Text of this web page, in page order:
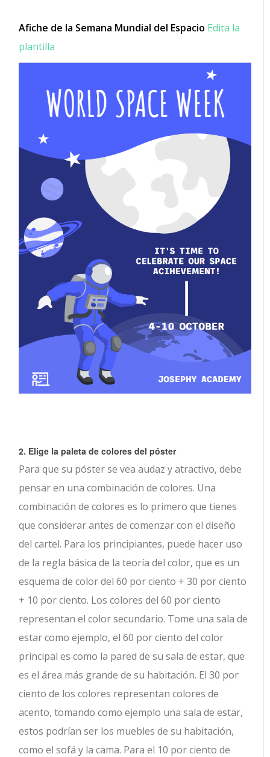
Afiche de la Semana Mundial del Espacio Edita la
plantilla
2. Elige la paleta de colores del póster
Para que su póster se vea audaz y atractivo, debe
pensar en una combinación de colores. Una
combinación de colores es lo primero que tienes
que considerar antes de comenzar con el diseño
del cartel. Para los principiantes, puede hacer uso
de la regla básica de la teoría del color, que es un
esquema de color del 60 por ciento + 30 por ciento
+ 10 por ciento. Los colores del 60 por ciento
representan el color secundario. Tome una sala de
estar como ejemplo, el 60 por ciento del color
principal es como la pared de su sala de estar, que
es el área más grande de su habitación. El 30 por
ciento de los colores representan colores de
acento, tomando como ejemplo una sala de estar,
estos podrían ser los muebles de su habitación,
como el sofá y la cama. Para el 10 por ciento de